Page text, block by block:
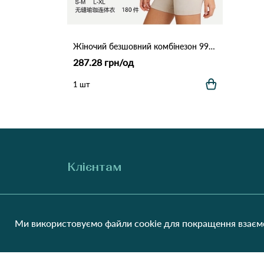
Жіночий безшовний комбінезон 99017 Різні кольори
287.28 грн/од
1 шт
Клієнтам
Співпраця
Блог
Ми використовуємо файли cookie для покращення